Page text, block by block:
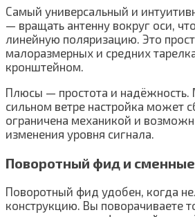
Самый универсальный и
— вращать антенну вокруг оси,
линейную поляризацию. Это
малоразмерных и средних
кронштейном.
Плюсы — простота и
сильном ветре настройка может
ограничена механикой и
изменения уровня сигнала.
Поворотный фид и
Поворотный фид удобен, когда
конструкцию. Вы поворачиваете